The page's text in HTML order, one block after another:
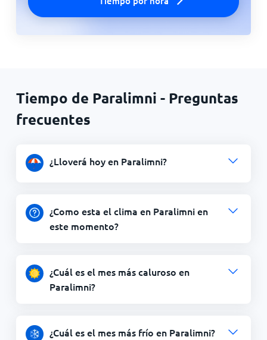
Tiempo de Paralimni - Preguntas
frecuentes
¿Lloverá hoy en Paralimni?
¿Como esta el clima en Paralimni en
este momento?
¿Cuál es el mes más caluroso en
Paralimni?
¿Cuál es el mes más frío en Paralimni?